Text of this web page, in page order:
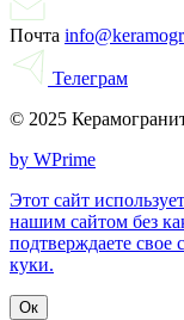
Почта
Телеграм
© 2025
by WPrime
Этот сайт
нашим сайтом без
подтверждаете свое
куки.
Ок